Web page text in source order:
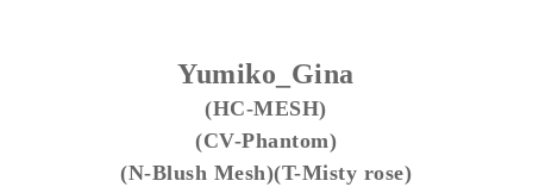
Yumiko_Gina
(HC-MESH)
(CV-Phantom)
(N-Blush Mesh)(T-Misty rose)